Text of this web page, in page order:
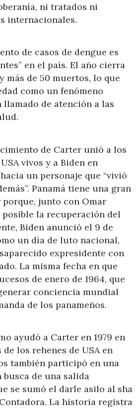
ni tratados ni
internacionales.
de casos de dengue es
en el país. El año cierra
más de 50 muertos, lo que
como un fenómeno
de atención a las
de Carter unió a los
vivos y a Biden en
un personaje que “vivió
Panamá tiene una gran
junto con Omar
la recuperación del
Biden anunció el 9 de
un día de luto nacional,
expresidente con
La misma fecha en que
de enero de 1964, que
conciencia mundial
de los panameños.
ayudó a Carter en 1979 en
los rehenes de USA en
también participó en una
de una salida
se sumó el darle asilo al sha
La historia registra